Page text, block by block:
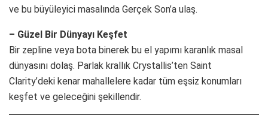
ve bu büyüleyici masalında Gerçek Son’a ulaş.
– Güzel Bir Dünyayı Keşfet
Bir zepline veya bota binerek bu el yapımı karanlık masal
dünyasını dolaş. Parlak krallık Crystallis’ten Saint
Clarity’deki kenar mahallelere kadar tüm eşsiz konumları
keşfet ve geleceğini şekillendir.